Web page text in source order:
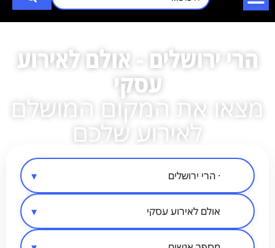
הרי ירושלים - אולם לאירוע
עסקי
מצאו את המקום המושלם
לאירוע שלכם
אזור בארץ
סיווג מקום
מספר אנשים